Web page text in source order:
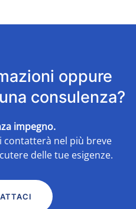
oppure
consulenza?
impegno.
nel più breve
delle tue esigenze.